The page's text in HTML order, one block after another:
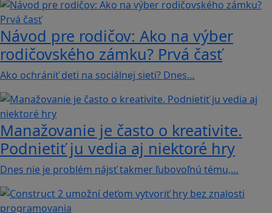
Návod pre rodičov: Ako na výber
rodičovského zámku? Prvá časť
Ako ochrániť deti na sociálnej sieti? Dnes…
Manažovanie je často o kreativite.
Podnietiť ju vedia aj niektoré hry
Dnes nie je problém nájsť takmer ľubovoľnú tému,…